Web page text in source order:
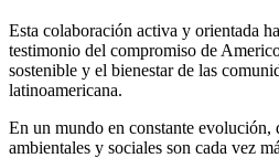
Esta colaboración activa y orientada
testimonio del compromiso de
sostenible y el bienestar de las
latinoamericana.
En un mundo en constante evolución,
ambientales y sociales son cada vez